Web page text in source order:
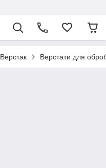
Верстак Верстати для